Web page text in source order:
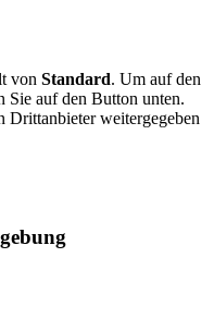
von Standard. Um auf den
Sie auf den Button unten.
Drittanbieter weitergegeben